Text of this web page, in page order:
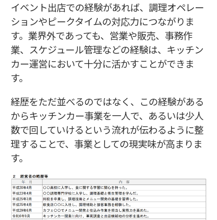
イベント出店での経験があれば、調理オペレー
ションやピークタイムの対応力につながりま
す。業界外であっても、営業や販売、事務作
業、スケジュール管理などの経験は、キッチン
カー運営において十分に活かすことができま
す。
経歴をただ並べるのではなく、この経験がある
からキッチンカー事業を一人で、あるいは少人
数で回していけるという流れが伝わるように整
理することで、事業としての現実味が高まりま
す。